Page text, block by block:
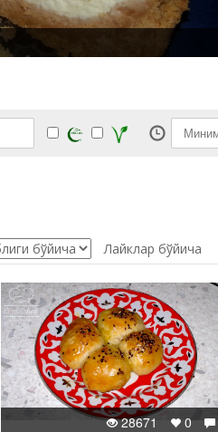
Лайклар бўйича
0
28671